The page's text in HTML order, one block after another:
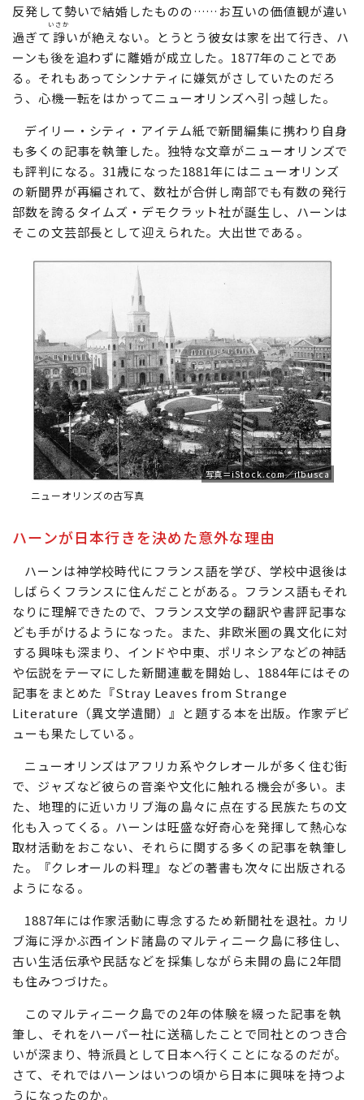
反発して勢いで結婚したものの……お互いの価値観が違い
過ぎて諍
いさか
いが絶えない。とうとう彼女は家を出て行き、ハ
ーンも後を追わずに離婚が成立した。1877年のことであ
る。それもあってシンナティに嫌気がさしていたのだろ
う、心機一転をはかってニューオリンズへ引っ越した。
デイリー・シティ・アイテム紙で新聞編集に携わり自身
も多くの記事を執筆した。独特な文章がニューオリンズで
も評判になる。31歳になった1881年にはニューオリンズ
の新聞界が再編されて、数社が合併し南部でも有数の発行
部数を誇るタイムズ・デモクラット社が誕生し、ハーンは
そこの文芸部長として迎えられた。大出世である。
ニューオリンズの古写真
ハーンが日本行きを決めた意外な理由
ハーンは神学校時代にフランス語を学び、学校中退後は
しばらくフランスに住んだことがある。フランス語もそれ
なりに理解できたので、フランス文学の翻訳や書評記事な
ども手がけるようになった。また、非欧米圏の異文化に対
する興味も深まり、インドや中東、ポリネシアなどの神話
や伝説をテーマにした新聞連載を開始し、1884年にはその
記事をまとめた『Stray Leaves from Strange
Literature（異文学遺聞）』と題する本を出版。作家デビ
ューも果たしている。
ニューオリンズはアフリカ系やクレオールが多く住む街
で、ジャズなど彼らの音楽や文化に触れる機会が多い。ま
た、地理的に近いカリブ海の島々に点在する民族たちの文
化も入ってくる。ハーンは旺盛な好奇心を発揮して熱心な
取材活動をおこない、それらに関する多くの記事を執筆し
た。『クレオールの料理』などの著書も次々に出版される
ようになる。
1887年には作家活動に専念するため新聞社を退社。カリ
ブ海に浮かぶ西インド諸島のマルティニーク島に移住し、
古い生活伝承や民話などを採集しながら未開の島に2年間
も住みつづけた。
このマルティニーク島での2年の体験を綴った記事を執
筆し、それをハーパー社に送稿したことで同社とのつき合